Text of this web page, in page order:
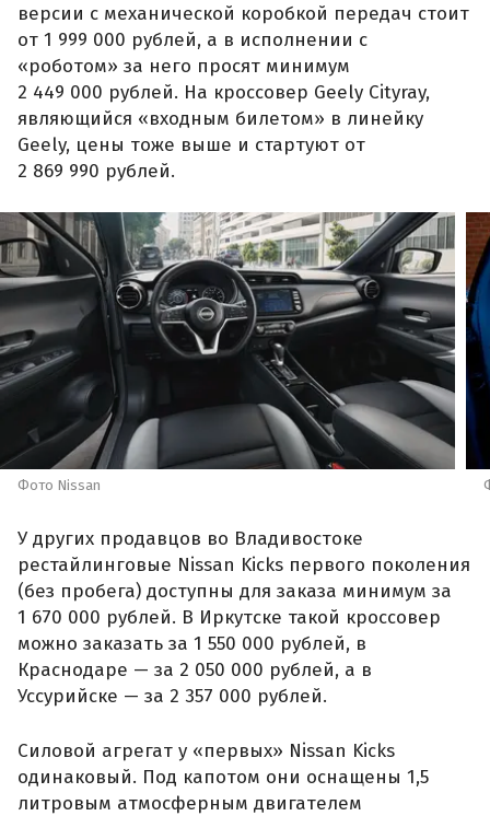
версии с механической коробкой передач стоит
от 1 999 000 рублей, а в исполнении с
«роботом» за него просят минимум
2 449 000 рублей. На кроссовер Geely Cityray,
являющийся «входным билетом» в линейку
Geely, цены тоже выше и стартуют от
2 869 990 рублей.
Фото Nissan
У других продавцов во Владивостоке
рестайлинговые Nissan Kicks первого поколения
(без пробега) доступны для заказа минимум за
1 670 000 рублей. В Иркутске такой кроссовер
можно заказать за 1 550 000 рублей, в
Краснодаре — за 2 050 000 рублей, а в
Уссурийске — за 2 357 000 рублей.
Силовой агрегат у «первых» Nissan Kicks
одинаковый. Под капотом они оснащены 1,5
литровым атмосферным двигателем